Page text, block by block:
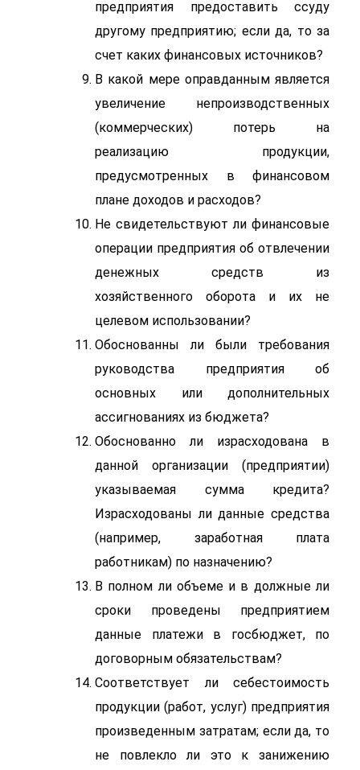
предприятия предоставить ссуду
другому предприятию; если да, то за
счет каких финансовых источников?
В какой мере оправданным является
увеличение непроизводственных
(коммерческих) потерь на
реализацию продукции,
предусмотренных в финансовом
плане доходов и расходов?
Не свидетельствуют ли финансовые
операции предприятия об отвлечении
денежных средств из
хозяйственного оборота и их не
целевом использовании?
Обоснованны ли были требования
руководства предприятия об
основных или дополнительных
ассигнованиях из бюджета?
Обоснованно ли израсходована в
данной организации (предприятии)
указываемая сумма кредита?
Израсходованы ли данные средства
(например, заработная плата
работникам) по назначению?
В полном ли объеме и в должные ли
сроки проведены предприятием
данные платежи в госбюджет, по
договорным обязательствам?
Соответствует ли себестоимость
продукции (работ, услуг) предприятия
произведенным затратам; если да, то
не повлекло ли это к занижению